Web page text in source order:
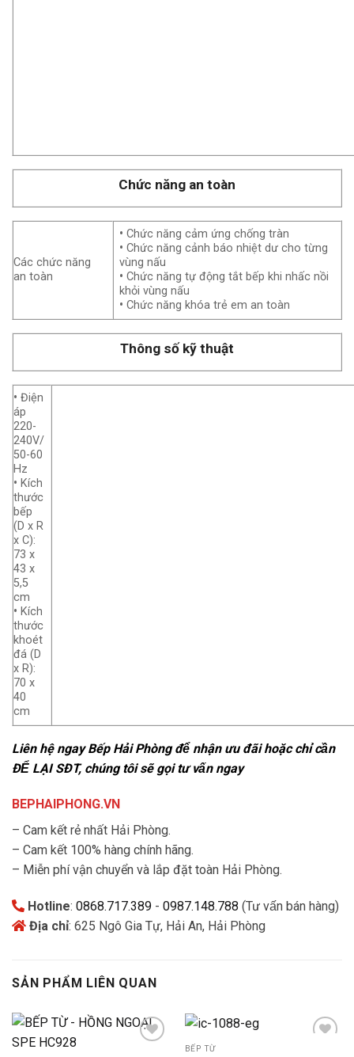
Chức năng an toàn
Các chức năng
an toàn
• Chức năng cảm ứng chống tràn
• Chức năng cảnh báo nhiệt dư cho từng
vùng nấu
• Chức năng tự động tắt bếp khi nhấc nồi
khỏi vùng nấu
• Chức năng khóa trẻ em an toàn
Thông số kỹ thuật
• Điện
áp
220-
240V/
50-60
Hz
• Kích
thước
bếp
(D x R
x C):
73 x
43 x
5,5
cm
• Kích
thước
khoét
đá (D
x R):
70 x
40
cm
Liên hệ ngay Bếp Hải Phòng để nhận ưu đãi hoặc chỉ cần
ĐỂ LẠI SĐT, chúng tôi sẽ gọi tư vấn ngay
BEPHAIPHONG.VN
– Cam kết rẻ nhất Hải Phòng.
– Cam kết 100% hàng chính hãng.
– Miễn phí vận chuyển và lắp đặt toàn Hải Phòng.
Hotline: 0868.717.389 - 0987.148.788 (Tư vấn bán hàng)
Địa chỉ: 625 Ngô Gia Tự, Hải An, Hải Phòng
SẢN PHẨM LIÊN QUAN
BẾP TỪ